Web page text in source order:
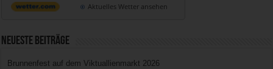
Aktuelles Wetter ansehen
Neueste Beiträge
Brunnenfest auf dem Viktuallienmarkt 2026